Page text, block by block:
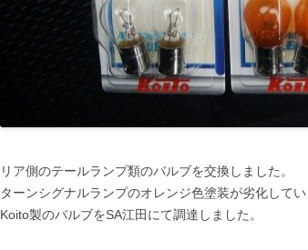
リア側のテールランプ類のバルブを交換しました。
ターンシグナルランプのオレンジ色塗装が劣化して
Koito製のバルブをSA江田にて調達しました。